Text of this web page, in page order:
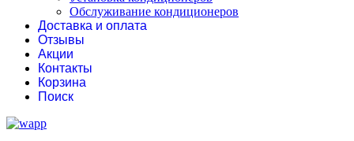
Обслуживание кондиционеров
Доставка и оплата
Отзывы
Акции
Контакты
Корзина
Поиск